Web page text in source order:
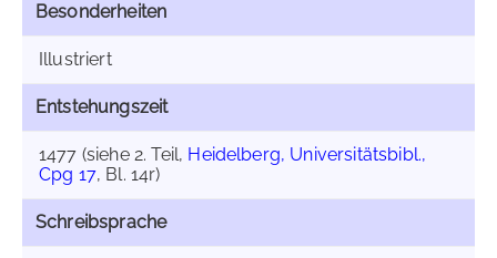
Besonderheiten
Illustriert
Entstehungszeit
1477 (siehe 2. Teil, Heidelberg, Universitätsbibl.,
Cpg 17, Bl. 14r)
Schreibsprache